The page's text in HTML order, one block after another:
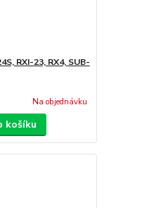
RXI-23, RX4, SUB-
Na objednávku
košíku